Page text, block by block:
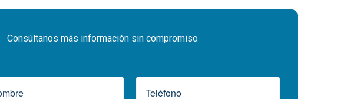
Consúltanos más información sin compromiso